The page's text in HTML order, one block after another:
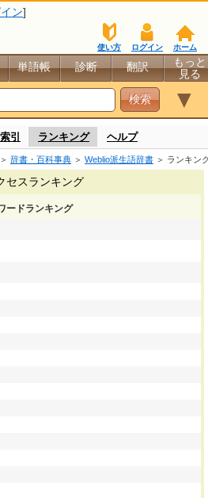
ン]
ホーム
ログイン
使い方
単語帳 診断 翻訳
もっと
見る
▼
索引 ランキング ヘルプ
＞ 辞書・百科事典 ＞ Weblio派生語辞書 ＞ ランキン
セスランキング
ードランキング